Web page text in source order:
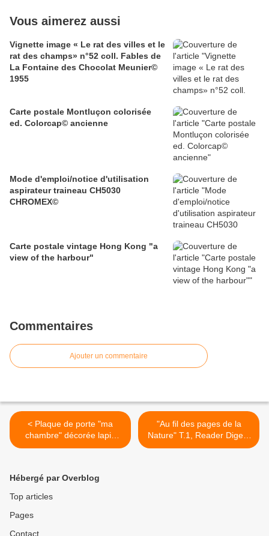
Vous aimerez aussi
Vignette image « Le rat des villes et le
rat des champs» n°52 coll. Fables de
La Fontaine des Chocolat Meunier©
1955
Carte postale Montluçon colorisée
ed. Colorcap© ancienne
Mode d'emploi/notice d'utilisation
aspirateur traineau CH5030
CHROMEX©
Carte postale vintage Hong Kong "a
view of the harbour"
Commentaires
Ajouter un commentaire
< Plaque de porte "ma
chambre" décorée lapin
carottes
"Au fil des pages de la
Nature" T.1, Reader Digest
1966 >
Hébergé par Overblog
Top articles
Pages
Contact